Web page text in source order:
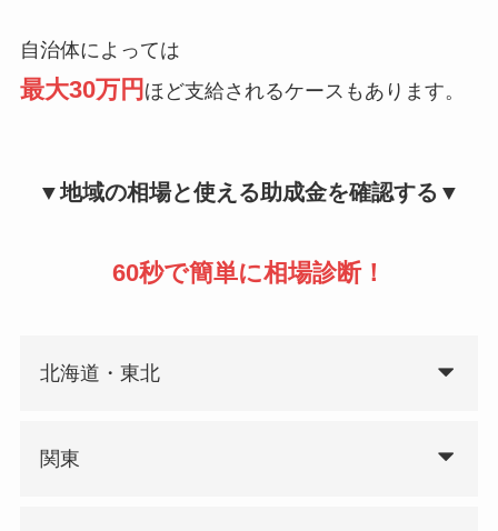
自治体によっては
最大30万円 ほど支給されるケースもあります。
▼地域の相場と使える助成金を確認する▼
60秒で簡単に相場診断！
北海道・東北
関東